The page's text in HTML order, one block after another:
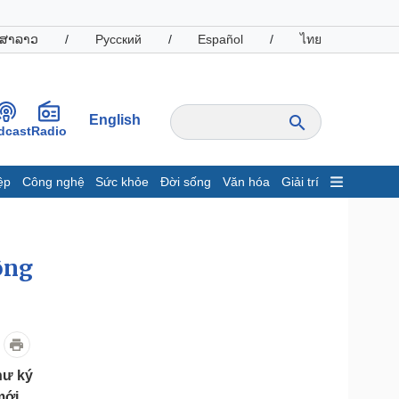
າລາວ / Русский / Español / ไทย
Radio
English
Công nghệ Sức khỏe Đời sống Văn hóa Giải trí
nghiệp
nghiệp
Thông tin doanh nghiệp
ký